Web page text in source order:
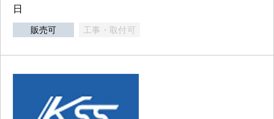
日
販売可 工事・取付可